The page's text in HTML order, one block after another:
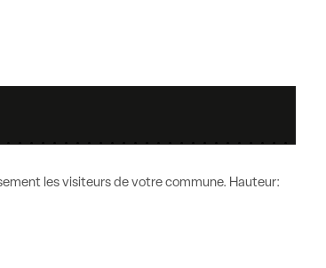
les visiteurs de votre commune. Hauteur: